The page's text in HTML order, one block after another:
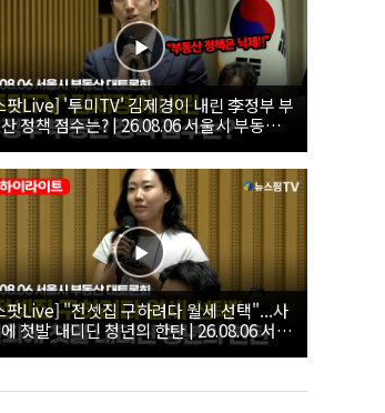
팟Live] '투미TV' 김제경이 내린 李정부 부
정책 점수는? | 26.08.06 서울시 부동산
론회
팟Live] "전셋집 구하려다 월세 선택"...사
첫발 내디딘 청년의 한탄 | 26.08.06 서울
부동산 대토론회